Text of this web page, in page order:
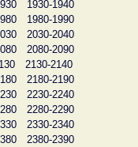
1930-1940
1980-1990
2030-2040
2080-2090
2130-2140
2180-2190
2230-2240
2280-2290
2330-2340
2380-2390